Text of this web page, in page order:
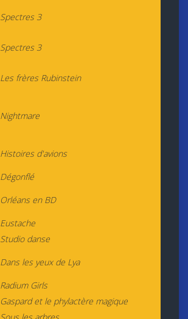
Spectres 3
Spectres 3
Les frères Rubinstein
Nightmare
Histoires d'avions
Dégonflé
Orléans en BD
Eustache
Studio danse
Dans les yeux de Lya
Radium Girls
Gaspard et le phylactère magique